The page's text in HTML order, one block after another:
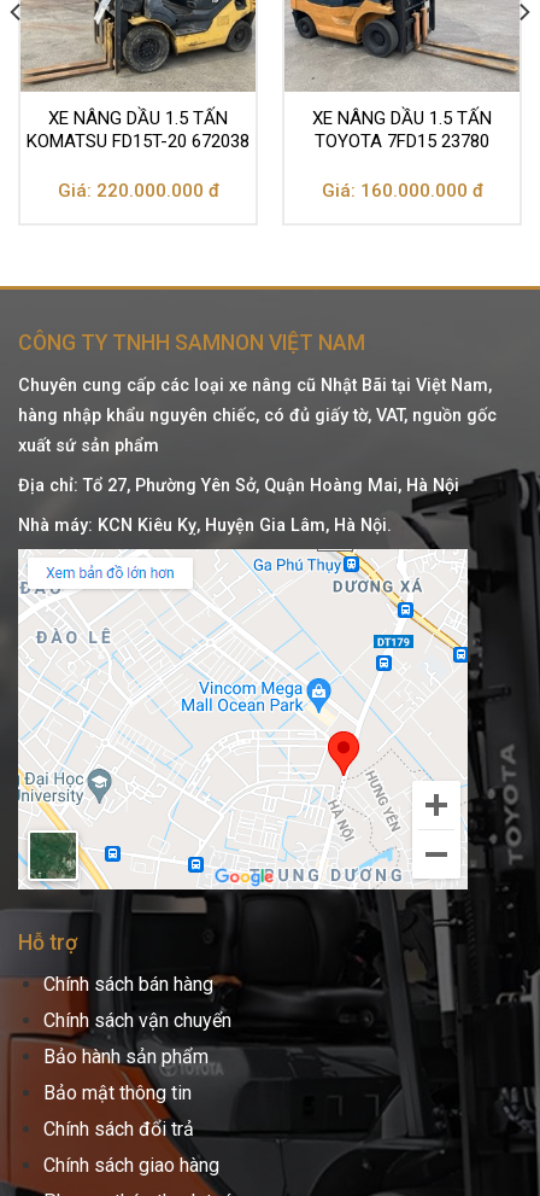
XE NÂNG DẦU 1.5 TẤN
KOMATSU FD15T-20 672038
Giá: 220.000.000 đ
XE NÂNG DẦU 1.5 TẤN
TOYOTA 7FD15 23780
Giá: 160.000.000 đ
CÔNG TY TNHH SAMNON VIỆT NAM
Chuyên cung cấp các loại xe nâng cũ Nhật Bãi tại Việt Nam,
hàng nhập khẩu nguyên chiếc, có đủ giấy tờ, VAT, nguồn gốc
xuất sứ sản phẩm
Địa chỉ: Tổ 27, Phường Yên Sở, Quận Hoàng Mai, Hà Nội
Nhà máy: KCN Kiêu Kỵ, Huyện Gia Lâm, Hà Nội.
Hỗ trợ
Chính sách bán hàng
Chính sách vận chuyển
Bảo hành sản phẩm
Bảo mật thông tin
Chính sách đổi trả
Chính sách giao hàng